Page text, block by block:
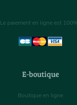
Le paiement en ligne est
E-boutique
Boutique en ligne